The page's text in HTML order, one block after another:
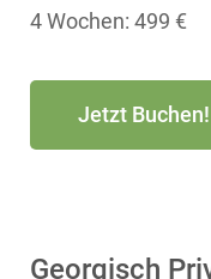
4 Wochen: 499 €
Jetzt Buchen!
Georgisch